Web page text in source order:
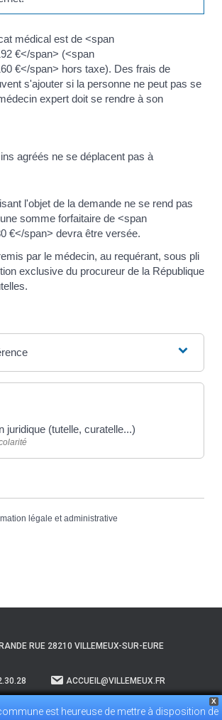
médical est de <span
€</span> (<span
€</span> hors taxe). Des frais de
s'ajouter si la personne ne peut pas se
expert doit se rendre à son
agréés ne se déplacent pas à
l'objet de la demande ne se rend pas
somme forfaitaire de <span
€</span> devra être versée.
par le médecin, au requérant, sous pli
exclusive du procureur de la République
juridique (tutelle, curatelle...)
légale et administrative
RUE 28210 VILLEMEUX-SUR-EURE
ACCUEIL@VILLEMEUX.FR
POLITIQUE DE CONFIDENTIALITÉ
X
est heureuse de mettre à disposition de